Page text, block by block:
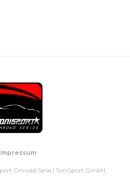
Impressum
Onroad Serie | ToniSport GmbH,